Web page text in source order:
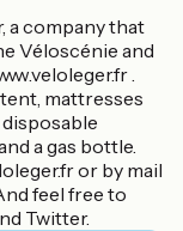
a company that
Véloscénie and
.
tent, mattresses
a gas bottle.
or by mail
feel free to
Twitter.